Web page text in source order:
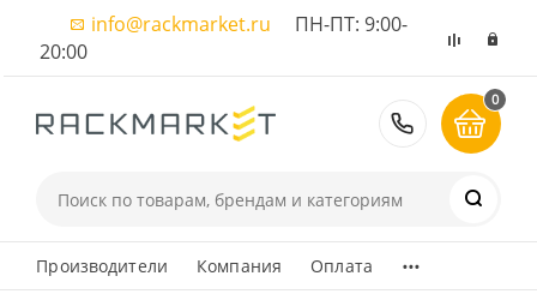
info@rackmarket.ru ПН-ПТ: 9:00-
20:00
8 (495)
0
Производители Компания Оплата ...